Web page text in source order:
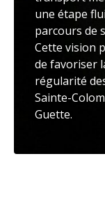
une étape
parcours de
Cette vision
de favoriser
régularité
Sainte-
Guette.